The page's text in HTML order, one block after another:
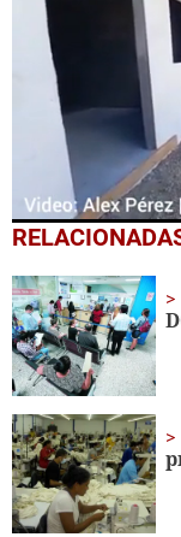
0
seconds
7
minutes,
6
seconds